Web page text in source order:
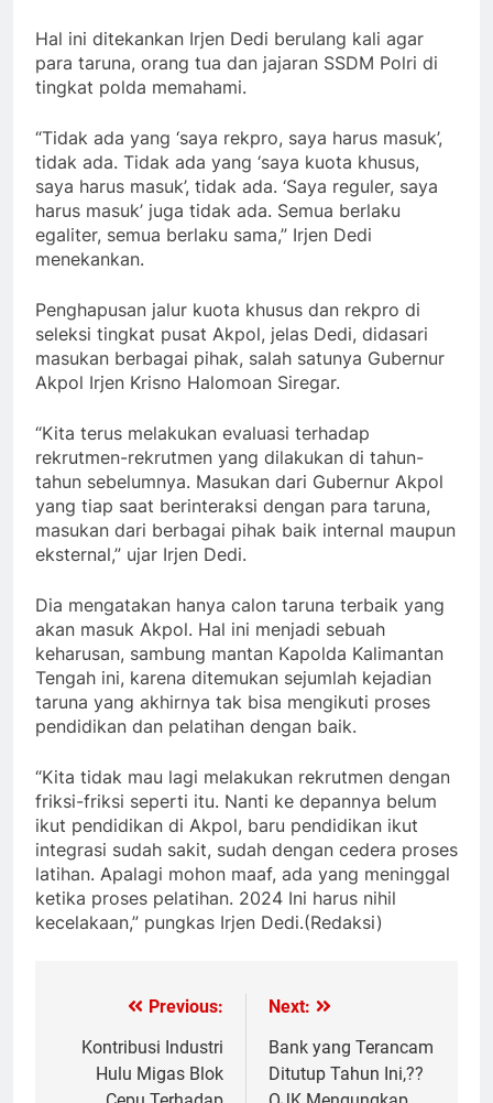
Hal ini ditekankan Irjen Dedi berulang kali agar
para taruna, orang tua dan jajaran SSDM Polri di
tingkat polda memahami.
“Tidak ada yang ‘saya rekpro, saya harus masuk’,
tidak ada. Tidak ada yang ‘saya kuota khusus,
saya harus masuk’, tidak ada. ‘Saya reguler, saya
harus masuk’ juga tidak ada. Semua berlaku
egaliter, semua berlaku sama,” Irjen Dedi
menekankan.
Penghapusan jalur kuota khusus dan rekpro di
seleksi tingkat pusat Akpol, jelas Dedi, didasari
masukan berbagai pihak, salah satunya Gubernur
Akpol Irjen Krisno Halomoan Siregar.
“Kita terus melakukan evaluasi terhadap
rekrutmen-rekrutmen yang dilakukan di tahun-
tahun sebelumnya. Masukan dari Gubernur Akpol
yang tiap saat berinteraksi dengan para taruna,
masukan dari berbagai pihak baik internal maupun
eksternal,” ujar Irjen Dedi.
Dia mengatakan hanya calon taruna terbaik yang
akan masuk Akpol. Hal ini menjadi sebuah
keharusan, sambung mantan Kapolda Kalimantan
Tengah ini, karena ditemukan sejumlah kejadian
taruna yang akhirnya tak bisa mengikuti proses
pendidikan dan pelatihan dengan baik.
“Kita tidak mau lagi melakukan rekrutmen dengan
friksi-friksi seperti itu. Nanti ke depannya belum
ikut pendidikan di Akpol, baru pendidikan ikut
integrasi sudah sakit, sudah dengan cedera proses
latihan. Apalagi mohon maaf, ada yang meninggal
ketika proses pelatihan. 2024 Ini harus nihil
kecelakaan,” pungkas Irjen Dedi.(Redaksi)
navigation
Previous:
Kontribusi Industri
Hulu Migas Blok
Next:
Bank yang Terancam
Ditutup Tahun Ini,??